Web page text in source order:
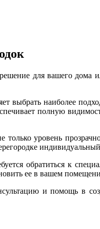
для вашего
выбрать наиболее
полную
уровень
обратиться к
ее в вашем
и помощь в